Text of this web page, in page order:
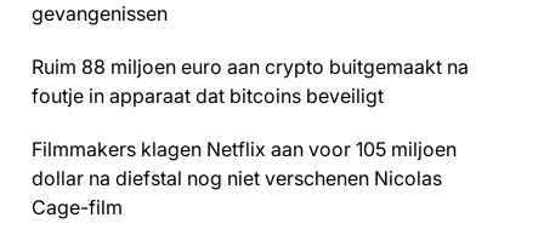
gevangenissen
Ruim 88 miljoen euro aan crypto buitgemaakt na
foutje in apparaat dat bitcoins beveiligt
Filmmakers klagen Netflix aan voor 105 miljoen
dollar na diefstal nog niet verschenen Nicolas
Cage-film